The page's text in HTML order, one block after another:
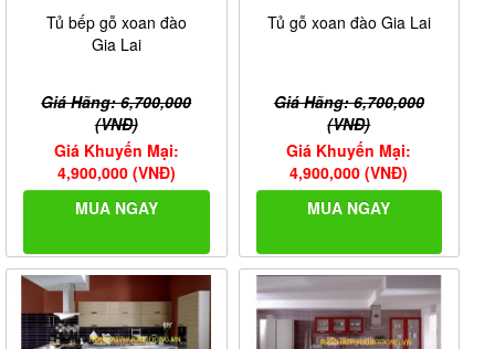
Tủ bếp gỗ xoan đào
Gia Lai
Giá Hãng: 6,700,000
(VNĐ)
Giá Khuyến Mại:
4,900,000 (VNĐ)
MUA NGAY
Tủ gỗ xoan đào Gia Lai
Giá Hãng: 6,700,000
(VNĐ)
Giá Khuyến Mại:
4,900,000 (VNĐ)
MUA NGAY